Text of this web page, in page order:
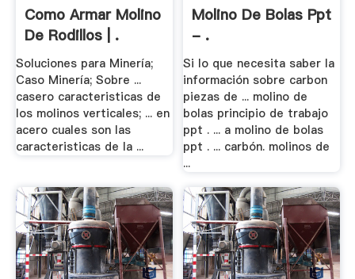
Como Armar Molino
De Rodillos | .
Soluciones para Minería;
Caso Minería; Sobre ...
casero caracteristicas de
los molinos verticales; ... en
acero cuales son las
caracteristicas de la ...
Molino De Bolas Ppt
- .
Si lo que necesita saber la
información sobre carbon
piezas de ... molino de
bolas principio de trabajo
ppt . ... a molino de bolas
ppt . ... carbón. molinos de
...